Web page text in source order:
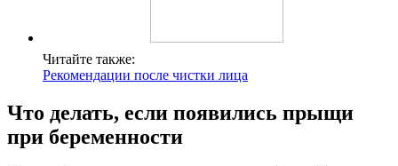
Читайте также:
Рекомендации после чистки лица
Что делать, если появились прыщи
при беременности